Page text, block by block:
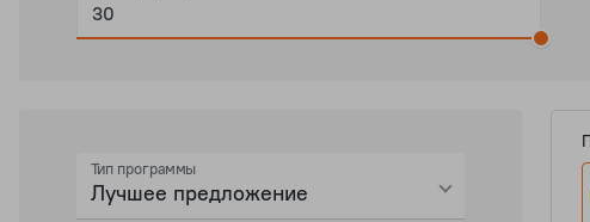
Тип программы
Лучшее предложение